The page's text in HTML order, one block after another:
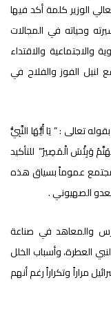
الوزير كلمة أكد فيها
وحياته في المجالات
والاجتماعية والاقتداء
لنيل الفوز والفلاح في
تعالى : ” يَا أَيُّهَا النَّبِيُّ
وَبِئْسَ الْمَصِيرُ” للتأكيد
عموماً بسياق هذه
الصهيوني .
والمعاهد في صناعة
العطرة، وأسباب الخلل
مراراً وتكراراً رغم أنهم